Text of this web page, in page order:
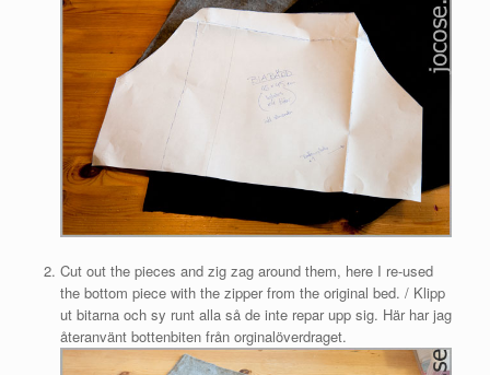
Cut out the pieces and zig zag around them, here I re-used
the bottom piece with the zipper from the original bed. / Klipp
ut bitarna och sy runt alla så de inte repar upp sig. Här har jag
återanvänt bottenbiten från orginalöverdraget.